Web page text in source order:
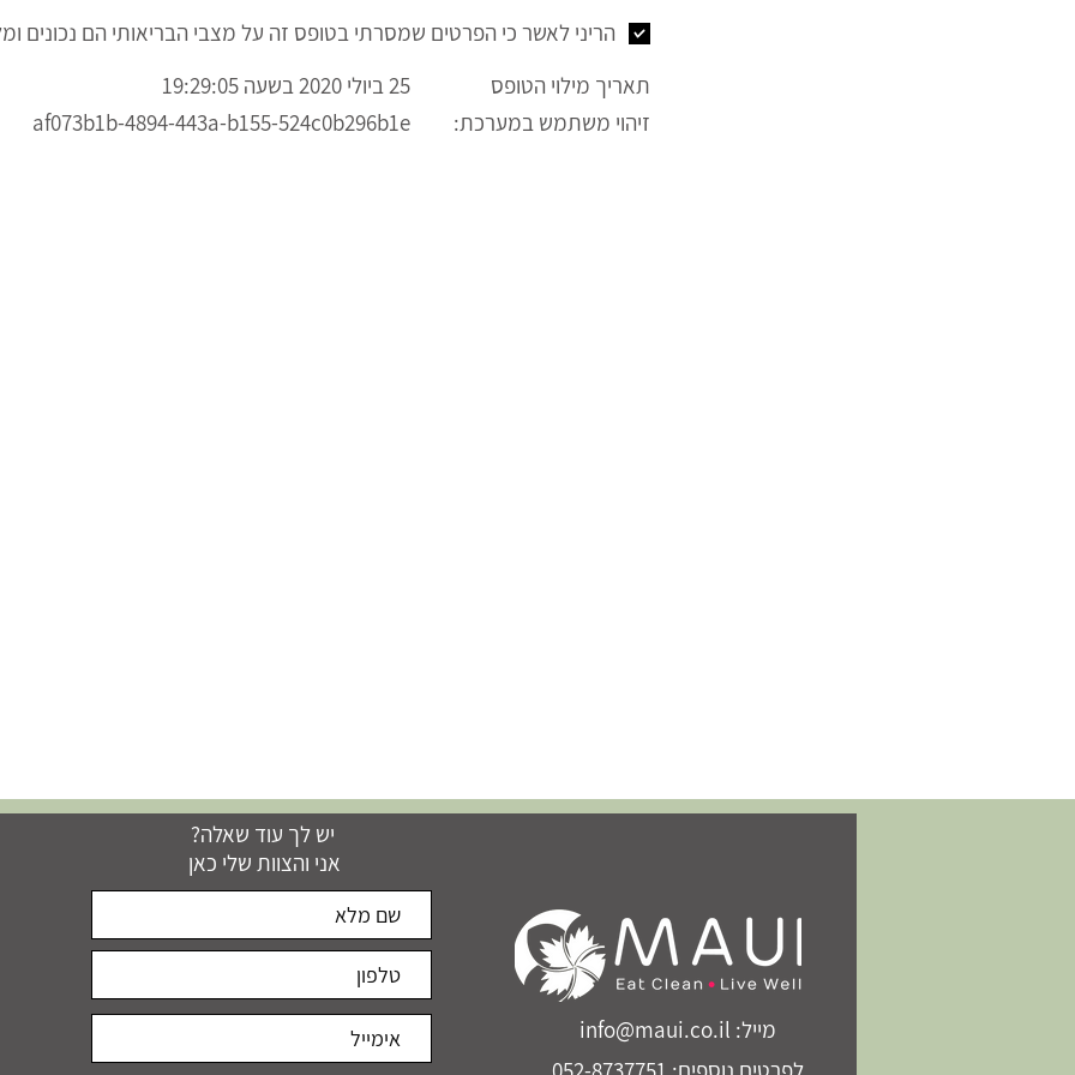
הריני לאשר כי הפרטים שמסרתי בטופס זה על מצבי הבריאותי הם נכונים
תאריך מילוי הטופס
25 ביולי 2020 בשעה 19:29:05
זיהוי משתמש במערכת:
af073b1b-4894-443a-b155-524c0b296b1e
יש לך עוד שאלה?
אני והצוות שלי כאן
מייל: info@maui.co.il